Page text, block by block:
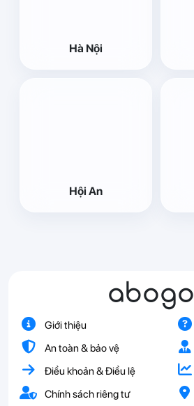
Hà Nội
Hội An
abogo
Giới thiệu
An toàn & bảo vệ
Điều khoản & Điều lệ
Chính sách riêng tư